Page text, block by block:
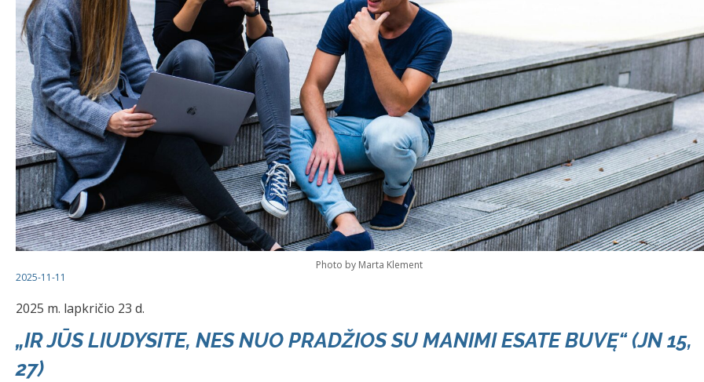
Photo by Marta Klement
2025-11-11
2025 m. lapkričio 23 d.
„IR JŪS LIUDYSITE, NES NUO PRADŽIOS SU MANIMI ESATE BUVĘ“ (JN 15,
27)